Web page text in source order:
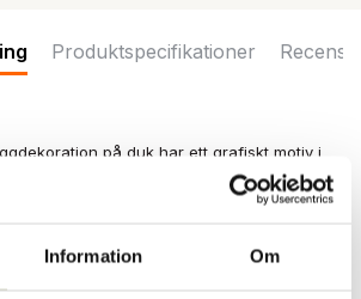
Information Om
Produktspecifikationer
på duk har ett grafiskt motiv i
sandfärgad bakgrund. Den moderna
former ger en subtil men ändå kraftfull
100 x djup 3,5 cm